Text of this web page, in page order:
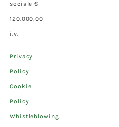
sociale €
120.000,00
i.v.
Privacy
Policy
Cookie
Policy
Whistleblowing